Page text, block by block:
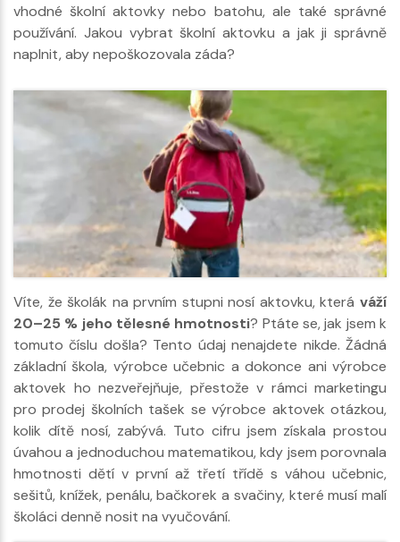
vhodné školní aktovky nebo batohu, ale také správné
používání. Jakou vybrat školní aktovku a jak ji správně
naplnit, aby nepoškozovala záda?
Víte, že školák na prvním stupni nosí aktovku, která váží
20–25 % jeho tělesné hmotnosti? Ptáte se, jak jsem k
tomuto číslu došla? Tento údaj nenajdete nikde. Žádná
základní škola, výrobce učebnic a dokonce ani výrobce
aktovek ho nezveřejňuje, přestože v rámci marketingu
pro prodej školních tašek se výrobce aktovek otázkou,
kolik dítě nosí, zabývá. Tuto cifru jsem získala prostou
úvahou a jednoduchou matematikou, kdy jsem porovnala
hmotnosti dětí v první až třetí třídě s váhou učebnic,
sešitů, knížek, penálu, bačkorek a svačiny, které musí malí
školáci denně nosit na vyučování.